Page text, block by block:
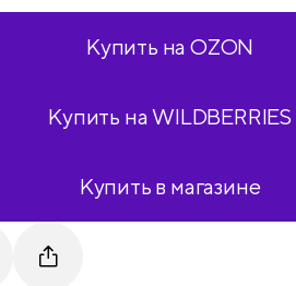
Новинки
Купить на OZON
Купить на WILDBERRIES
Купить в магазине